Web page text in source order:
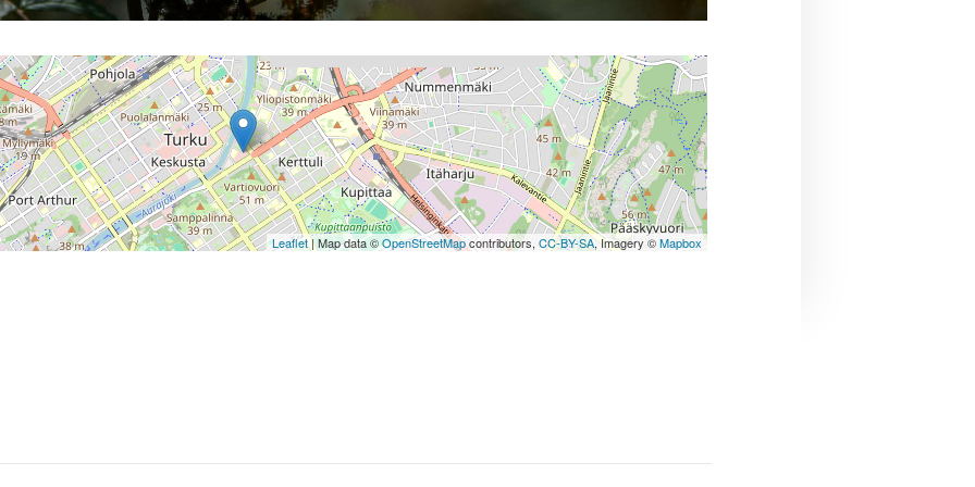
Leaflet| Map data ©OpenStreetMapcontributors, CC-BY-SA, Imagery ©Mapbox